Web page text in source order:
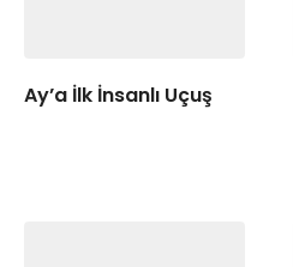
Ay’a İlk İnsanlı Uçuş